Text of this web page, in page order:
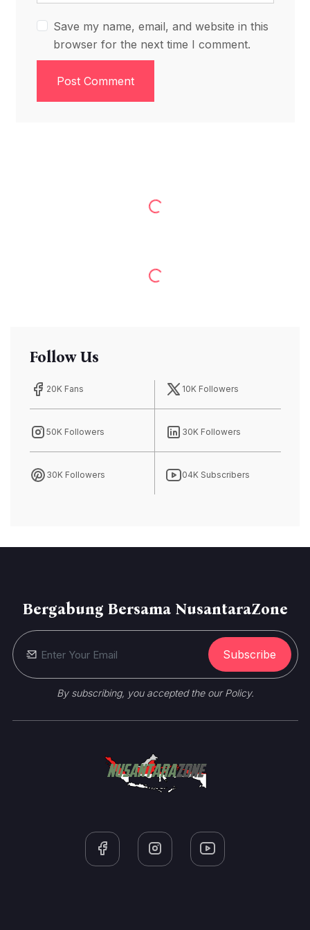
Save my name, email, and website in this
browser for the next time I comment.
Post Comment
Follow Us
20K Fans 10K Followers
50K Followers 30K Followers
30K Followers 04K Subscribers
Bergabung Bersama NusantaraZone
By subscribing, you accepted the our Policy.
Subscribe